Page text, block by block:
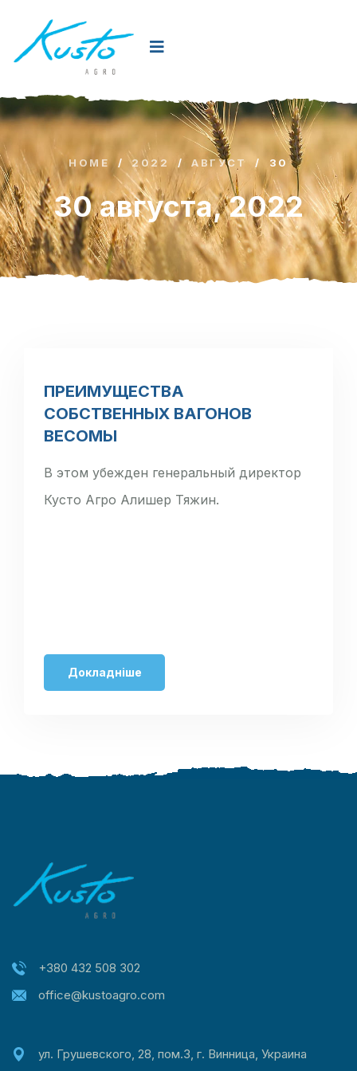
HOME / 2022 / АВГУСТ / 30
30 августа, 2022
ПРЕИМУЩЕСТВА
СОБСТВЕННЫХ ВАГОНОВ
ВЕСОМЫ
В этом убежден генеральный директор
Кусто Агро Алишер Тяжин.
Докладніше
+380 432 508 302
office@kustoagro.com
ул. Грушевского, 28, пом.3, г. Винница, Украина